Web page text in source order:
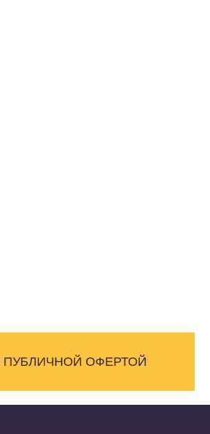
ОФЕРТОЙ